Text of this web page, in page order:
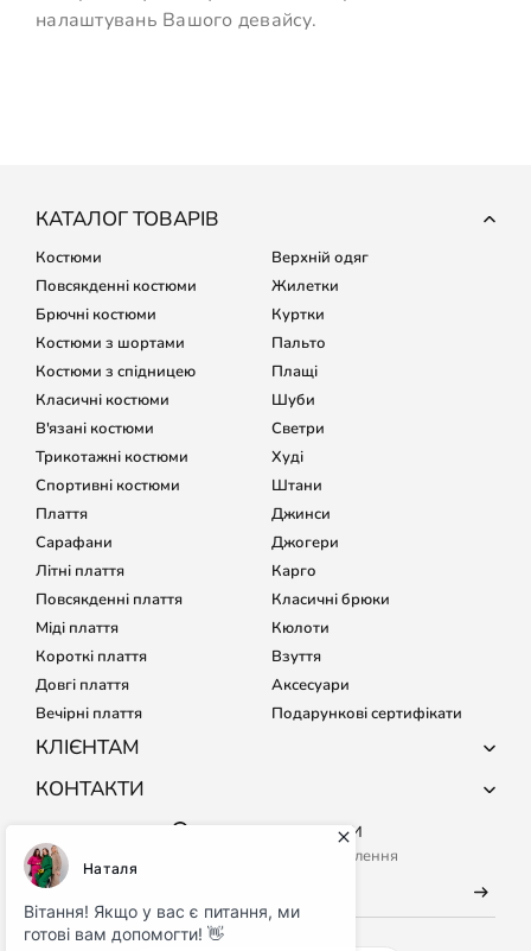
налаштувань Вашого девайсу.
КЛІЄНТАМ
Про компанію
Обмін і повернення
Підбір розміру
Часті питання
Договір оферти
КАТАЛОГ ТОВАРІВ
Костюми
Повсякденні костюми
Брючні костюми
Костюми з шортами
Костюми з спідницею
Класичні костюми
В'язані костюми
Трикотажні костюми
Спортивні костюми
Плаття
Сарафани
Літні плаття
Повсякденні плаття
Міді плаття
Короткі плаття
Довгі плаття
Вечірні плаття
Верхній одяг
Жилетки
Куртки
Пальто
Плащі
Шуби
Светри
Худі
Штани
Джинси
Джогери
Карго
Класичні брюки
Кюлоти
Взуття
Аксесуари
Подарункові сертифікати
КОНТАКТИ
+38 (067) 127-68-15
+38 (067) 133-64-80
Кожного дня з 9:00 до 21:00
info@maritel.com.ua
НАШІ МАГАЗИНИ
Підпишись на нас, щоб отримувати повідомлення